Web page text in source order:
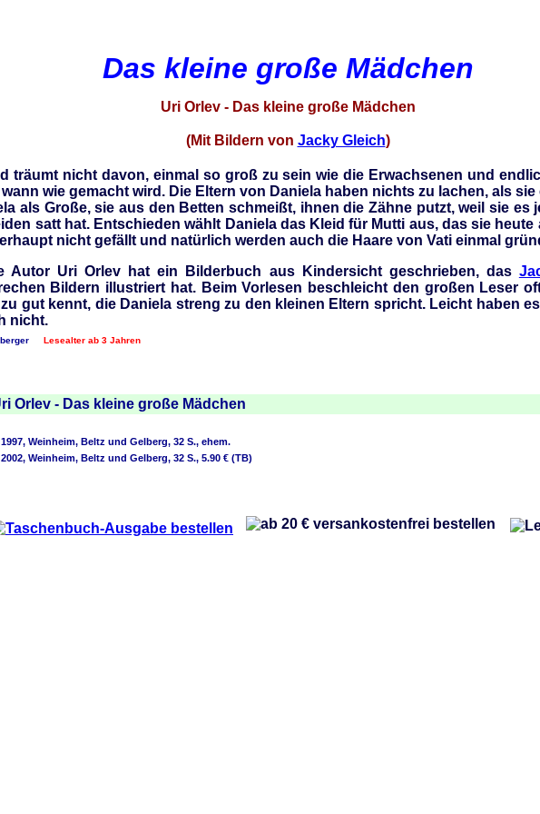
Das kleine große Mädchen
Uri Orlev - Das kleine große Mädchen
(Mit Bildern von Jacky Gleich)
träumt nicht davon, einmal so groß zu sein wie die Erwachsenen und
wie gemacht wird. Die Eltern von Daniela haben nichts zu lachen, als
als Große, sie aus den Betten schmeißt, ihnen die Zähne putzt, weil sie es
satt hat. Entschieden wählt Daniela das Kleid für Mutti aus, das sie heute
nicht gefällt und natürlich werden auch die Haare von Vati einmal
Autor Uri Orlev hat ein Bilderbuch aus Kindersicht geschrieben, das
Bildern illustriert hat. Beim Vorlesen beschleicht den großen Leser
gut kennt, die Daniela streng zu den kleinen Eltern spricht. Leicht haben
nicht.
Lesealter ab 3 Jahren
Orlev - Das kleine große Mädchen
Weinheim, Beltz und Gelberg, 32 S., ehem.
Weinheim, Beltz und Gelberg, 32 S., 5.90 € (TB)